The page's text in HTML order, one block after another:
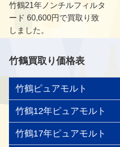
竹鶴21年ノンチルフィルタ
ード 60,600円で買取り致
しました。
竹鶴買取り価格表
竹鶴ピュアモルト
竹鶴12年ピュアモルト
竹鶴17年ピュアモルト